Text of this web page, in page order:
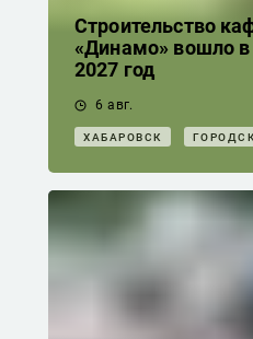
Строительство
«Динамо» вошло
2027 год
6 авг.
ХАБАРОВСК